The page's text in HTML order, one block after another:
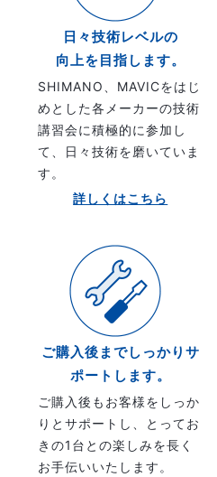
日々技術レベルの
向上を目指します。
SHIMANO、MAVICをはじ
めとした各メーカーの技術
講習会に積極的に参加し
て、日々技術を磨いていま
す。
詳しくはこちら
ご購入後までしっかりサ
ポートします。
ご購入後もお客様をしっか
りとサポートし、とってお
きの1台との楽しみを長く
お手伝いいたします。